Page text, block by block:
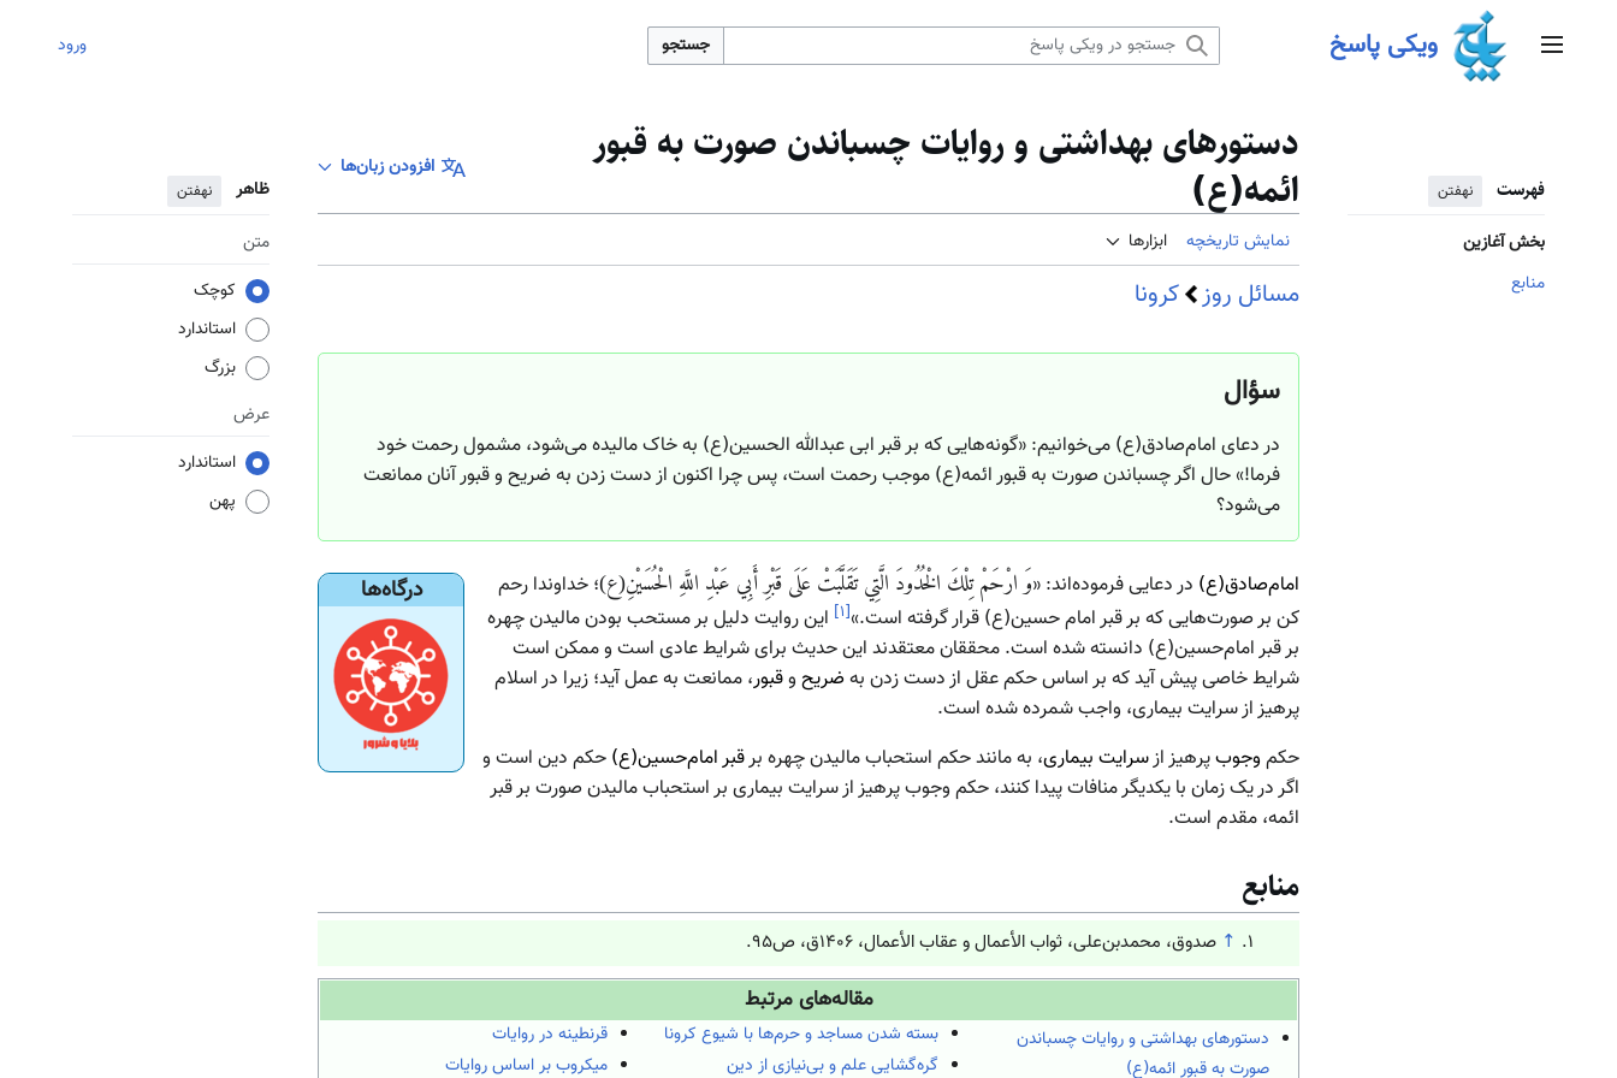
منوی اصلی ویکی پاسخ جستجو ورود
فهرست نهفتن
بخش آغازین
منابع
دستورهای بهداشتی و روایات چسباندن صورت به قبور
ائمه(ع)
افزودن زبان‌ها
نمایش تاریخچه ابزارها
ظاهر نهفتن
متن
کوچک
استاندارد
بزرگ
عرض
استاندارد
پهن
مسائل روز کرونا
سؤال
در دعای امام‌صادق(ع) می‌خوانیم: «گونه‌هایی که بر قبر ابی عبدالله الحسین(ع) به خاک مالیده می‌شود، مشمول رحمت خود
فرما!» حال اگر چسباندن صورت به قبور ائمه(ع) موجب رحمت است، پس چرا اکنون از دست زدن به ضریح و قبور آنان ممانعت
می‌شود؟
درگاه‌ها امام‌صادق(ع) در دعایی فرموده‌اند: «وَ ارْحَمْ تِلْكَ‏ الْخُدُودَ الَّتِي تَقَلَّبَتْ عَلَى قَبْرِ أَبِي عَبْدِ اللَّهِ الْحُسَيْنِ(ع)‏؛ خداوندا رحم
کن بر صورت‌هایی که بر قبر امام حسین(ع) قرار گرفته است.»[۱] این روایت دلیل بر مستحب بودن مالیدن چهره
بر قبر امام‌حسین(ع) دانسته شده است. محققان معتقدند این حدیث برای شرایط عادی است و ممکن است
شرایط خاصی پیش آید که بر اساس حکم عقل از دست زدن بهضریح وقبور، ممانعت به عمل آید؛ زیرا در اسلام
پرهیز از سرایت بیماری، واجب شمرده شده است.
حکم وجوبپرهیز ازسرایت بیماری، به مانند حکم استحباب مالیدن چهره برقبر امام‌حسین(ع) حکم دین است و
اگر در یک زمان با یکدیگر منافات پیدا کنند، حکم وجوب پرهیز از سرایت بیماری بر استحباب مالیدن صورت بر قبر
ائمه، مقدم است.
منابع
↑ صدوق، محمدبن‌علی، ثواب الأعمال و عقاب الأعمال، ۱۴۰۶ق، ص۹۵.
مقاله‌های مرتبط
دستورهای بهداشتی و روایات چسباندن
صورت به قبور ائمه(ع)
بسته شدن مساجد و حرم‌ها با شیوع کرونا
گره‌گشایی علم و بی‌نیازی از دین
قرنطینه در روایات
میکروب بر اساس روایات